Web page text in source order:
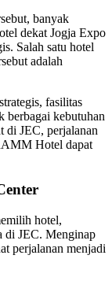
banyak
dekat Jogja Expo
Salah satu hotel
adalah
fasilitas
berbagai kebutuhan
di JEC, perjalanan
Hotel dapat
hotel,
di JEC. Menginap
perjalanan menjadi